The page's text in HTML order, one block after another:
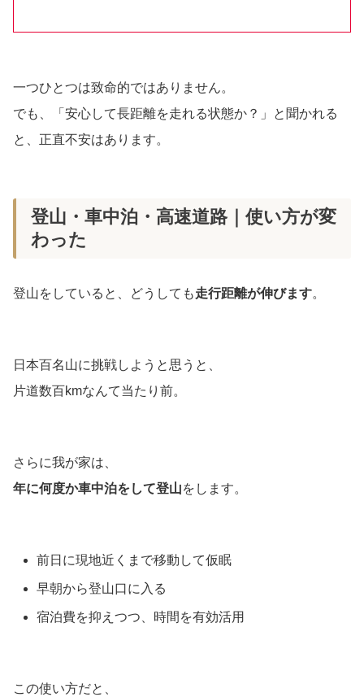
一つひとつは致命的ではありません。
でも、「安心して長距離を走れる状態か？」と聞かれる
と、正直不安はあります。
登山・車中泊・高速道路｜使い方が変
わった
登山をしていると、どうしても走行距離が伸びます。
日本百名山に挑戦しようと思うと、
片道数百kmなんて当たり前。
さらに我が家は、
年に何度か車中泊をして登山をします。
前日に現地近くまで移動して仮眠
早朝から登山口に入る
宿泊費を抑えつつ、時間を有効活用
この使い方だと、